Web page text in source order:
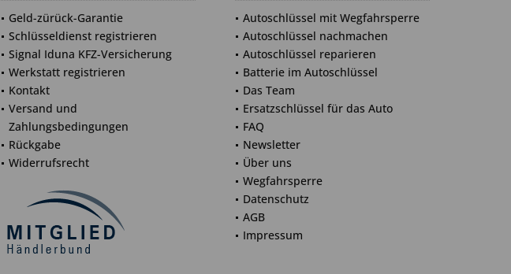
Geld-zürück-Garantie
Schlüsseldienst registrieren
Signal Iduna KFZ-Versicherung
Werkstatt registrieren
Kontakt
Versand und
Zahlungsbedingungen
Rückgabe
Widerrufsrecht
Autoschlüssel mit Wegfahrsperre
Autoschlüssel nachmachen
Autoschlüssel reparieren
Batterie im Autoschlüssel
Das Team
Ersatzschlüssel für das Auto
FAQ
Newsletter
Über uns
Wegfahrsperre
Datenschutz
AGB
Impressum